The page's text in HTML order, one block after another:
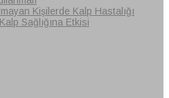
Kişilerde Kalp Hastalığı
Sağlığına Etkisi